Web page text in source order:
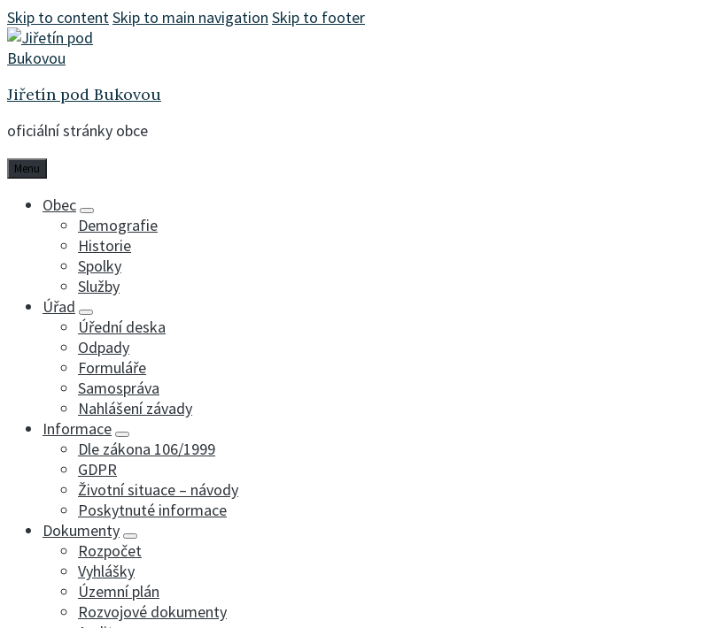
Skip to contentSkip to main navigation Skip to footer
Jiřetín pod Bukovou
oficiální stránky obce
Menu
Obec
Demografie
Historie
Spolky
Služby
Úřad
Úřední deska
Odpady
Formuláře
Samospráva
Nahlášení závady
Informace
Dle zákona 106/1999
GDPR
Životní situace – návody
Poskytnuté informace
Dokumenty
Rozpočet
Vyhlášky
Územní plán
Rozvojové dokumenty